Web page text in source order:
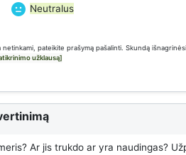
Neutralus
pateikite prašymą pašalinti. Skundą
užklausą]
Ar jis trukdo ar yra naudingas?